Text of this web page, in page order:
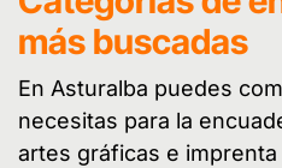
más buscadas
En Asturalba puedes
necesitas para la
artes gráficas e imprenta